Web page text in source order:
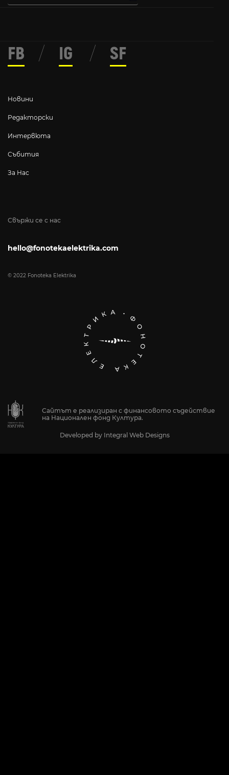
Свържи се с нас
hello@fonotekaelektrika.com
© 2022 Fonoteka Elektrika
Новини
Редакторски
Интервюта
Събития
За Нас
FB / IG / SF
Сайтът е реализиран с финансовото съдействие
на Национален фонд Култура.
Developed by Integral Web Designs